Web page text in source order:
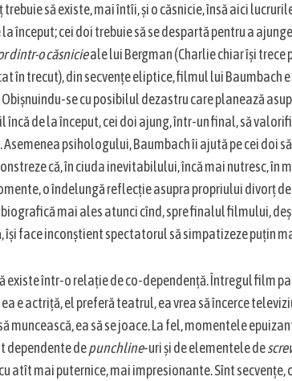
trebuie să existe, mai întîi, și o căsnicie, însă aici
început; cei doi trebuie să se despartă pentru a
dintr-o căsnicieale lui Bergman (Charlie chiar își trece
în trecut), din secvențe eliptice, filmul lui Baumbach
se cu posibilul dezastru care planează
încă de la început, cei doi ajung, într-un final, să
psihologului, Baumbach îi ajută pe cei doi
că, în ciuda inevitabilului, încă mai nutresc, în
o îndelungă reflecție asupra propriului divorț
mai ales atunci cînd, spre finalul filmului,
face inconștient spectatorul să simpatizeze puțin
existe într-o relație de co-dependență. Întregul film
e actriță, el preferă teatrul, ea vrea să încerce
muncească, ea să se joace. La fel, momentele
dependente depunchline-uri și de elementele de
atît mai puternice, mai impresionante. Sînt secvențe,